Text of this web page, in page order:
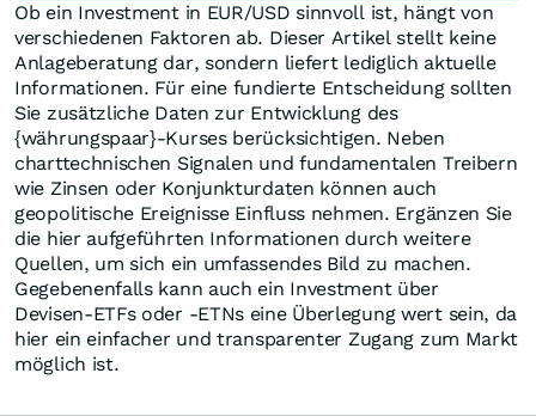
Ob ein Investment in EUR/USD sinnvoll ist, hängt von
verschiedenen Faktoren ab. Dieser Artikel stellt keine
Anlageberatung dar, sondern liefert lediglich aktuelle
Informationen. Für eine fundierte Entscheidung sollten
Sie zusätzliche Daten zur Entwicklung des
{währungspaar}-Kurses berücksichtigen. Neben
charttechnischen Signalen und fundamentalen Treibern
wie Zinsen oder Konjunkturdaten können auch
geopolitische Ereignisse Einfluss nehmen. Ergänzen Sie
die hier aufgeführten Informationen durch weitere
Quellen, um sich ein umfassendes Bild zu machen.
Gegebenenfalls kann auch ein Investment über
Devisen-ETFs oder -ETNs eine Überlegung wert sein, da
hier ein einfacher und transparenter Zugang zum Markt
möglich ist.